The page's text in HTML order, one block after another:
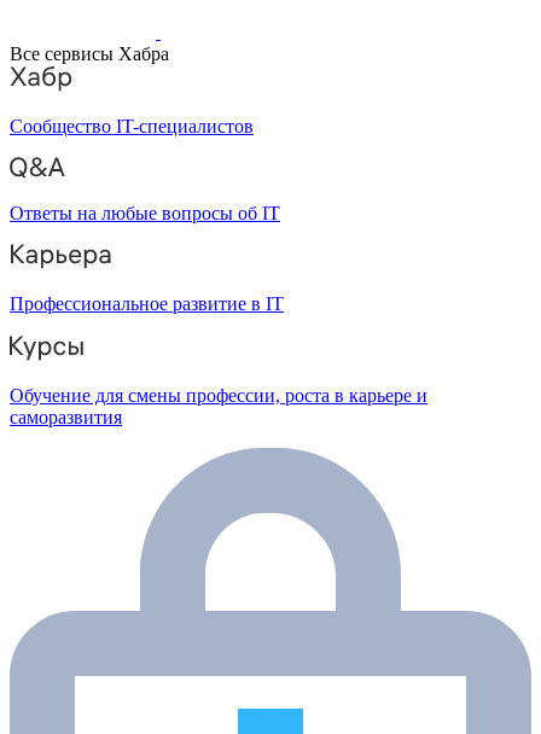
Все сервисы Хабра
Сообщество IT-специалистов
Ответы на любые вопросы об IT
Профессиональное развитие в IT
Обучение для смены профессии, роста в карьере и
саморазвития